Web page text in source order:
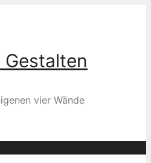
Gestalten
vier Wände